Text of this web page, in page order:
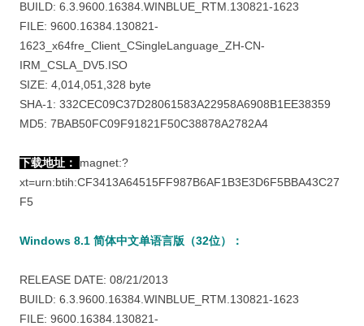
BUILD: 6.3.9600.16384.WINBLUE_RTM.130821-1623
FILE: 9600.16384.130821-
1623_x64fre_Client_CSingleLanguage_ZH-CN-
IRM_CSLA_DV5.ISO
SIZE: 4,014,051,328 byte
SHA-1: 332CEC09C37D28061583A22958A6908B1EE38359
MD5: 7BAB50FC09F91821F50C38878A2782A4
下载地址： magnet:?
xt=urn:btih:CF3413A64515FF987B6AF1B3E3D6F5BBA43C27
F5
Windows 8.1 简体中文单语言版 （32位）：
RELEASE DATE: 08/21/2013
BUILD: 6.3.9600.16384.WINBLUE_RTM.130821-1623
FILE: 9600.16384.130821-